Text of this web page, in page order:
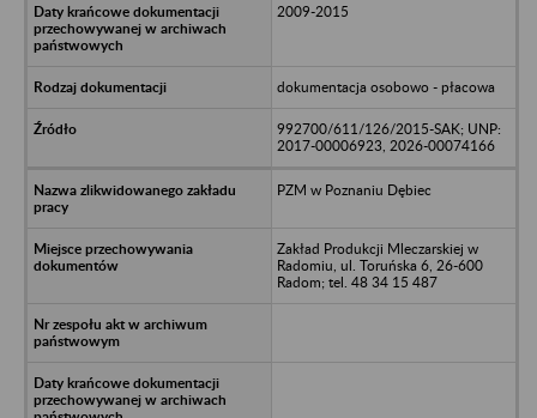
2009-2015
dokumentacja osobowo - płacowa
992700/611/126/2015-SAK; UNP:
2017-00006923, 2026-00074166
PZM w Poznaniu Dębiec
Zakład Produkcji Mleczarskiej w
Radomiu, ul. Toruńska 6, 26-600
Radom; tel. 48 34 15 487